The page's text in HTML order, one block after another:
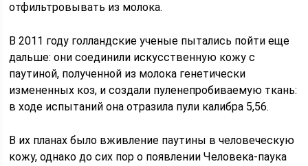
отфильтровывать из молока.
В 2011 году голландские ученые пытались пойти еще
дальше: они соединили искусственную кожу с
паутиной, полученной из молока генетически
измененных коз, и создали пуленепробиваемую ткань:
в ходе испытаний она отразила пули калибра 5,56.
В их планах было вживление паутины в человеческую
кожу, однако до сих пор о появлении Человека-паука